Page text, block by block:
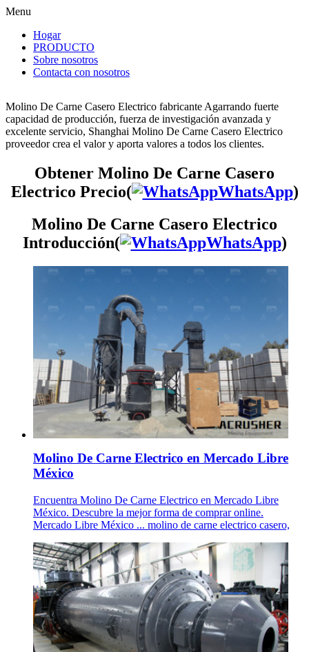
Menu
Hogar
PRODUCTO
Sobre nosotros
Contacta con nosotros
Molino De Carne Casero Electrico fabricante Agarrando fuerte
capacidad de producción, fuerza de investigación avanzada y
excelente servicio, Shanghai Molino De Carne Casero Electrico
proveedor crea el valor y aporta valores a todos los clientes.
Obtener Molino De Carne Casero
Electrico Precio(
WhatsApp)
Molino De Carne Casero Electrico
Introducción(
WhatsApp)
Molino De Carne Electrico en Mercado Libre
México
Encuentra Molino De Carne Electrico en Mercado Libre
México. Descubre la mejor forma de comprar online.
Mercado Libre México ... molino de carne electrico casero,